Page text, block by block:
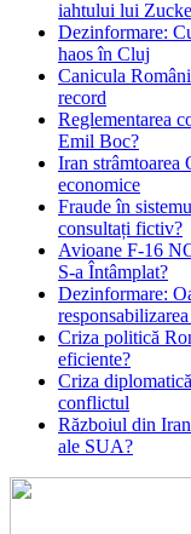
iahtului lui
Dezinformare:
haos în Cluj
Canicula
record
Reglementarea
Emil Boc?
Iran strâmtoarea
economice
Fraude în
consultați fictiv?
Avioane F-16
S-a Întâmplat?
Dezinformare:
Criza politică
eficiente?
Criza
conflictul
Războiul din
ale SUA?